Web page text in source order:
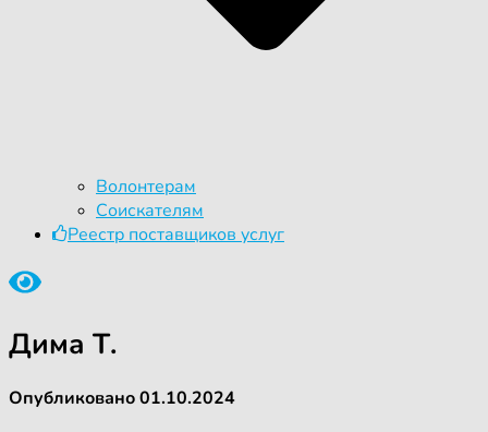
Волонтерам
Соискателям
Реестр поставщиков услуг
Дима Т.
Опубликовано01.10.2024